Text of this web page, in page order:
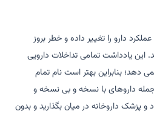
دارو را تغییر داده و خطر بروز
یادداشت تمامی تداخلات دارویی
دهد؛ بنابراین بهتر است نام تمام
داروهای با نسخه و بی نسخه و
پزشک داروخانه در میان بگذارید و بدون